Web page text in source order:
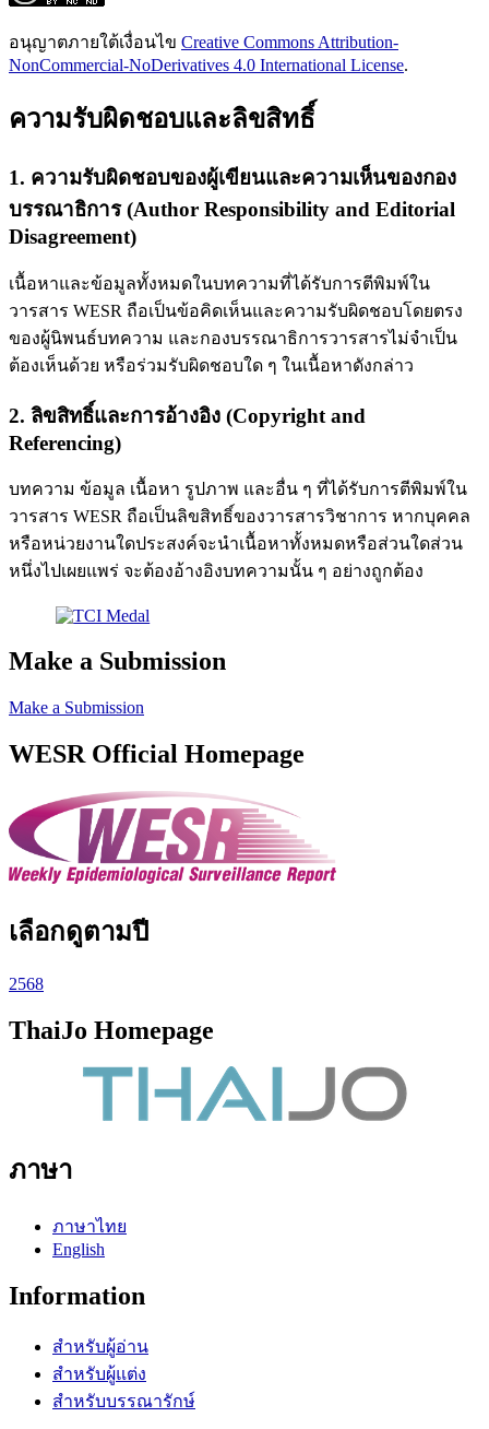
อนุญาตภายใต้เงื่อนไข Creative Commons Attribution-
NonCommercial-NoDerivatives 4.0 International License.
ความรับผิดชอบและลิขสิทธิ์
1. ความรับผิดชอบของผู้เขียนและความเห็นของกอง
บรรณาธิการ (Author Responsibility and Editorial
Disagreement)
เนื้อหาและข้อมูลทั้งหมดในบทความที่ได้รับการตีพิมพ์ใน
วารสาร WESR ถือเป็นข้อคิดเห็นและความรับผิดชอบโดยตรง
ของผู้นิพนธ์บทความ และกองบรรณาธิการวารสารไม่จำเป็น
ต้องเห็นด้วย หรือร่วมรับผิดชอบใด ๆ ในเนื้อหาดังกล่าว
2. ลิขสิทธิ์และการอ้างอิง (Copyright and
Referencing)
บทความ ข้อมูล เนื้อหา รูปภาพ และอื่น ๆ ที่ได้รับการตีพิมพ์ใน
วารสาร WESR ถือเป็นลิขสิทธิ์ของวารสารวิชาการ หากบุคคล
หรือหน่วยงานใดประสงค์จะนำเนื้อหาทั้งหมดหรือส่วนใดส่วน
หนึ่งไปเผยแพร่ จะต้องอ้างอิงบทความนั้น ๆ อย่างถูกต้อง
Make a Submission
Make a Submission
WESR Official Homepage
เลือกดูตามปี
2568
ThaiJo Homepage
ภาษา
ภาษาไทย
English
Information
สำหรับผู้อ่าน
สำหรับผู้แต่ง
สำหรับบรรณารักษ์